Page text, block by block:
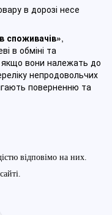
в дорозі несе
споживачів»,
в обміні та
якщо вони належать до
непродовольчих
поверненню та
відповімо на них.